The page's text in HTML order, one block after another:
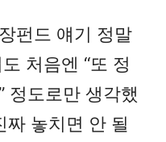
펀드 얘기 정말
처음엔 “또 정
정도로만 생각했
짜 놓치면 안 될